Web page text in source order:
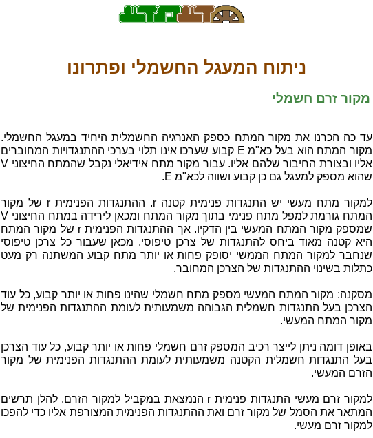
ניתוח המעגל החשמלי ופתרונו
מקור זרם חשמלי
עד כה הכרנו את מקור המתח כספק האנרגיה החשמלית היחיד במעגל החשמלי.
מקור המתח הוא בעל כא"מ E קבוע שערכו אינו תלוי בערכי ההתנגדויות המחוברים
אליו ובצורת החיבור שלהם אליו. עבור מקור מתח אידיאלי נקבל שהמתח החיצוני V
שהוא מספק למעגל גם כן קבוע ושווה לכא"מ E.
למקור מתח מעשי יש התנגדות פנימית קטנה r. ההתנגדות הפנימית r של מקור
המתח גורמת למפל מתח פנימי בתוך מקור המתח ומכאן לירידה במתח החיצוני V
שמספק מקור המתח המעשי בין הדקיו. אך ההתנגדות הפנימית r של מקור המתח
היא קטנה מאוד ביחס להתנגדות של צרכן טיפוסי. מכאן שעבור כל צרכן טיפוסי
שנחבר למקור המתח הממשי יסופק פחות או יותר מתח קבוע המשתנה רק מעט
כתלות בשינוי ההתנגדות של הצרכן המחובר.
מסקנה: מקור המתח המעשי מספק מתח חשמלי שהינו פחות או יותר קבוע, כל עוד
הצרכן בעל התנגדות חשמלית הגבוהה משמעותית לעומת ההתנגדות הפנימית של
מקור המתח המעשי.
באופן דומה ניתן לייצר רכיב המספק זרם חשמלי פחות או יותר קבוע, כל עוד הצרכן
בעל התנגדות חשמלית הקטנה משמעותית לעומת ההתנגדות הפנימית של מקור
הזרם המעשי.
למקור זרם מעשי התנגדות פנימית r הנמצאת במקביל למקור הזרם. להלן תרשים
המתאר את הסמל של מקור זרם ואת ההתנגדות הפנימית המצורפת אליו כדי להפכו
למקור זרם מעשי.